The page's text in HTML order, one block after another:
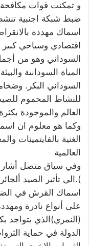
و تمكنت قوات مكافحة
ضبط شبكة اجنبية
اسماك مهددة
اقتصادي وسياحي
السوداني وهو من
المياة السودانية
السوداني البكر.
للنشاط المحموم
العالم والموجودة
وكما هو معلوم ان
الغنية بالفايتمينات
العالمية
وفي سياق متصل
).الي تأثير الصيد
اسماك القرش في
على أنواع نادرة
(النمري)الذي يتواجد
الدولة في حماية